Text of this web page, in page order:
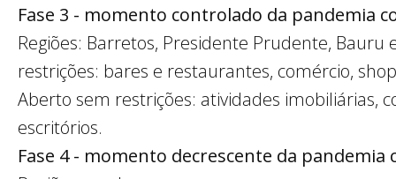
Fase 3 - momento controlado da pandemia
Regiões: Barretos, Presidente Prudente,
restrições: bares e restaurantes, comércio,
Aberto sem restrições: atividades imobiliárias,
escritórios.
Fase 4 - momento decrescente da